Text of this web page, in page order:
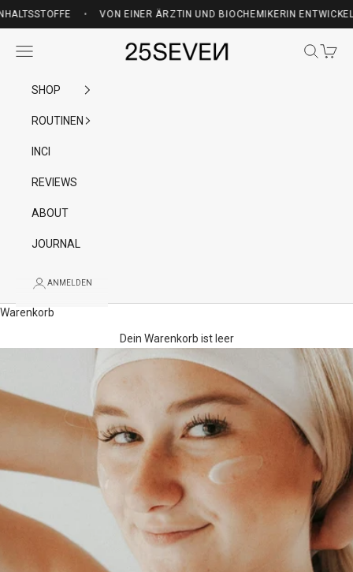
Zum Inhalt springen
VON EINER ÄRZTIN UND BIOCHEMIKERIN ENTWICKELT — GRATIS
• VON EINER ÄRZTIN UND BIOCHEMIKERIN ENTWICKELT •
25SEVEN
Menü Suchen
SHOP
ROUTINEN
INCI
REVIEWS
ABOUT
JOURNAL
ANMELDEN
Warenkorb
Dein Warenkorb ist leer